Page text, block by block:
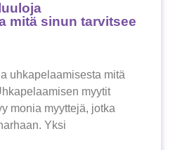
mitä sinun tarvitsee
uhkapelaamisesta mitä
myytit
monia myyttejä, jotka
Yksi